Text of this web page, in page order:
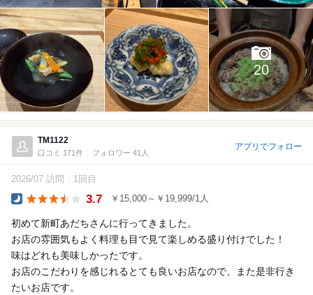
20
TM1122
口コミ 171件 フォロワー 41人
アプリでフォロー
2026/07 訪問 1回目
3.7 ￥15,000～￥19,999/1人
初めて新町あだちさんに行ってきました。
お店の雰囲気もよく料理も目で見て楽しめる盛り付けでした！
味はどれも美味しかったです。
お店のこだわりを感じれるとても良いお店なので、また是非行き
たいお店です。